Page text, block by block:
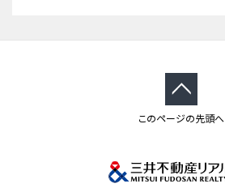
このページの先頭へ